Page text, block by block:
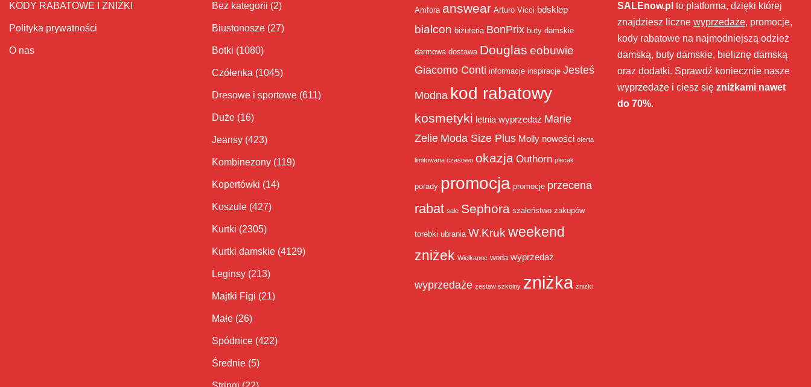
KODY RABATOWE I ZNIŻKI
Polityka prywatności
O nas
Bez kategorii (2)
Biustonosze (27)
Botki (1080)
Czółenka (1045)
Dresowe i sportowe (611)
Duże (16)
Jeansy (423)
Kombinezony (119)
Kopertówki (14)
Koszule (427)
Kurtki (2305)
Kurtki damskie (4129)
Leginsy (213)
Majtki Figi (21)
Małe (26)
Spódnice (422)
Średnie (5)
Amfora answear Arturo Vicci bdsklep
bialcon biżuteria BonPrix buty damskie
darmowa dostawa Douglas eobuwie
Giacomo Conti informacje inspiracje Jesteś
Modna kod rabatowy
kosmetyki letnia wyprzedaż Marie
Zelie Moda Size Plus Molly nowości oferta
limitowana czasowo okazja Outhorn plecak
porady promocja promocje przecena
rabat sale Sephora szaleństwo zakupów
torebki ubrania W.Kruk weekend
zniżek Wielkanoc woda wyprzedaż
wyprzedaże zestaw szkolny zniżka zniżki
SALEnow.pl to platforma, dzięki której
znajdziesz liczne wyprzedaże, promocje,
kody rabatowe na najmodniejszą odzież
damską, buty damskie, bieliznę damską
oraz dodatki. Sprawdź koniecznie nasze
wyprzedaże i ciesz się zniżkami nawet
do 70%.